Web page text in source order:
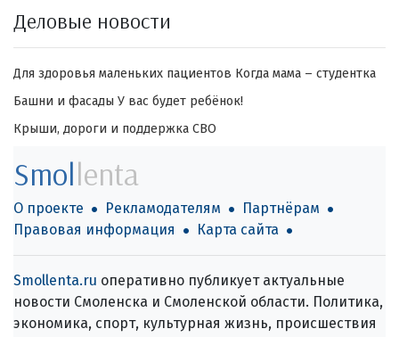
Деловые новости
Для здоровья маленьких пациентов Когда мама – студентка
Башни и фасады У вас будет ребёнок!
Крыши, дороги и поддержка СВО
Smollenta
О проекте Рекламодателям
Партнёрам
Правовая информация
Карта сайта
Smollenta.ru оперативно публикует актуальные
новости Смоленска и Смоленской области. Политика,
экономика, спорт, культурная жизнь, происшествия